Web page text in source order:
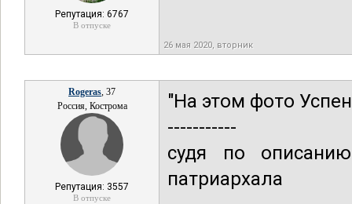
Репутация: 6767
В отпуске
26 мая 2020, вторник
Rogeras, 37
Россия, Кострома
Репутация: 3557
В отпуске
"На этом фото
-----------
судя по
патриархала